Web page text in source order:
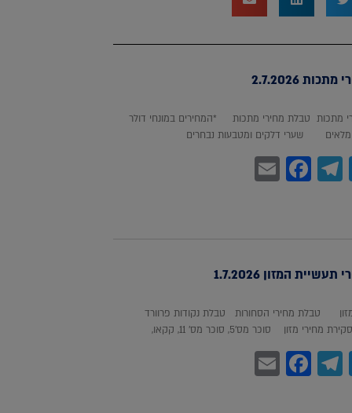
2.7.2026
מתכות טבלת מחירי מתכות *המחירים במונחי דולר
שערי דלקים ומטבעות נבחרים
Twitter
Telegram
Facebook
Email
המזון 1.7.2026
טבלת מחירי הסחורות טבלת נקודות פרוורד
מזון סוכר מס'5, סוכר מס' 11, קקאו,
Twitter
Telegram
Facebook
Email